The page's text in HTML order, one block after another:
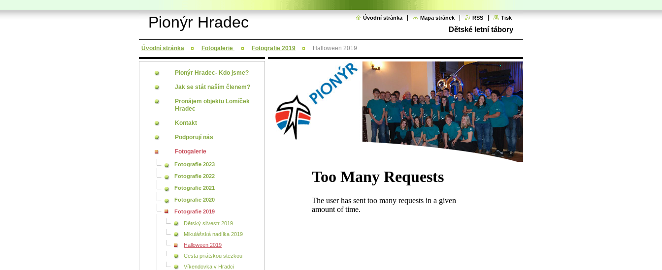
Pionýr Hradec Úvodní stránka Mapa stránek RSS Tisk
Dětské letní tábory
Úvodní stránka Fotogalerie Fotografie 2019 Halloween 2019
Pionýr Hradec- Kdo jsme?
Jak se stát naším členem?
Pronájem objektu Lomíček
Hradec
Kontakt
Podporují nás
Fotogalerie
Fotografie 2023
Fotografie 2022
Fotografie 2021
Fotografie 2020
Fotografie 2019
Dětský silvestr 2019
Mikulášská nadílka 2019
Halloween 2019
Cesta priátskou stezkou
Víkendovka v Hradci